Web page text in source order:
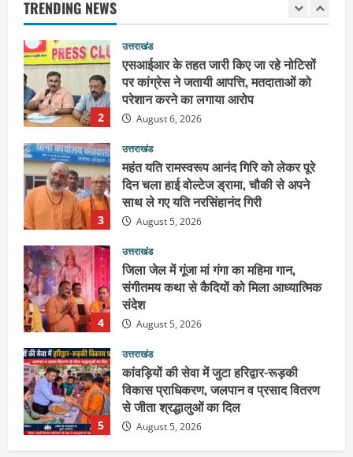
TRENDING NEWS
2
एसआईआर के तहत जारी किए जा रहे नोटिसों
पर कांग्रेस ने जतायी आपत्ति, मतदाताओं को
परेशान करने का लगाया आरोप
August 6, 2026
3
महंत यति रामस्वरूप आनंद गिरि को लेकर पूरे
दिन चला हाई वोल्टेज ड्रामा, चौकी से अपने
साथ ले गए यति नरसिंहानंद गिरी
August 5, 2026
4
जिला जेल में गूंजा मां गंगा का महिमा गान,
संगीतमय कथा से कैदियों को मिला आध्यात्मिक
संदेश
August 5, 2026
5
कांवड़ियों की सेवा में जुटा हरिद्वार-रूड़की
विकास प्राधिकरण, जलपान व प्रसाद वितरण
से जीता श्रद्धालुओं का दिल
August 5, 2026